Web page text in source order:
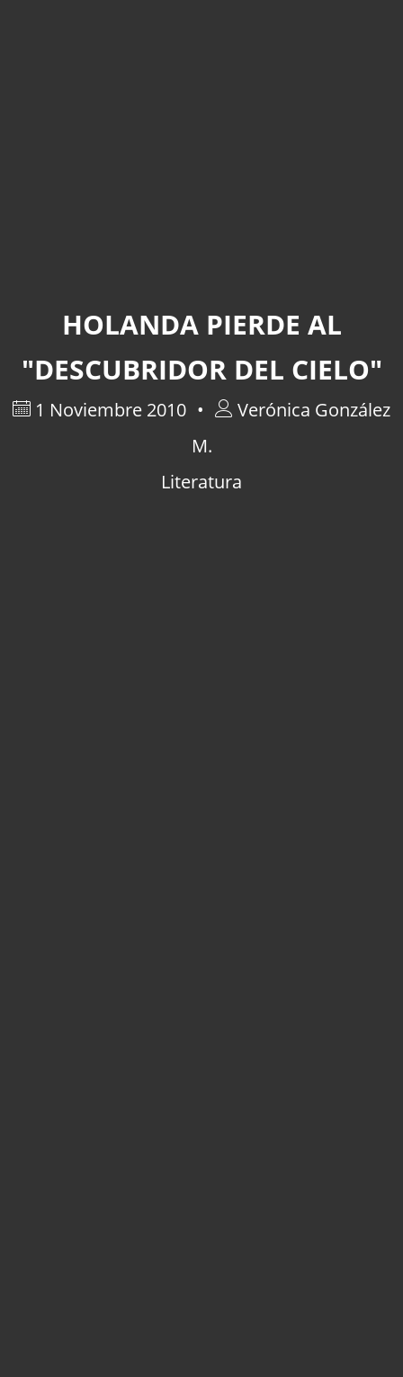
HOLANDA PIERDE AL
"DESCUBRIDOR DEL CIELO"
1 Noviembre 2010
Verónica González
M.
Literatura